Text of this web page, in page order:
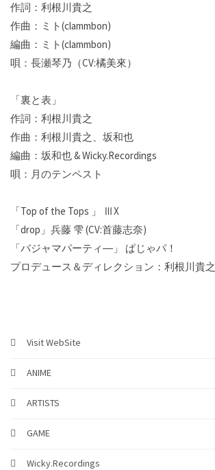
作詞：利根川貴之
作曲：ミト(clammbon)
編曲：ミト(clammbon)
唄：長瀬琴乃（CV:橘美來）
「裏と表」
作詞：利根川貴之
作曲：利根川貴之、坂和也
編曲：坂和也 & Wicky.Recordings
唄：月のテンペスト
「Top of the Tops 」 ⅢX
「drop」兵藤 雫 (CV:首藤志奈)
「バジャマパーティ―」 ぱじゃパ！
プロデュース＆ディレクション：利根川貴之
Visit WebSite
ANIME
ARTISTS
GAME
Wicky.Recordings